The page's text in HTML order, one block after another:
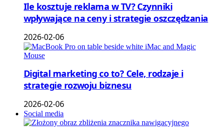
Ile kosztuje reklama w TV? Czynniki
wpływające na ceny i strategie oszczędzania
2026-02-06
Digital marketing co to? Cele, rodzaje i
strategie rozwoju biznesu
2026-02-06
Social media